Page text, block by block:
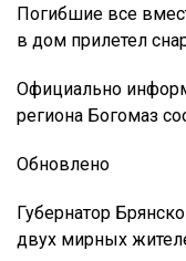
Погибшие все
в дом прилетел
Официально
региона Богомаз
Обновлено
Губернатор
двух мирных